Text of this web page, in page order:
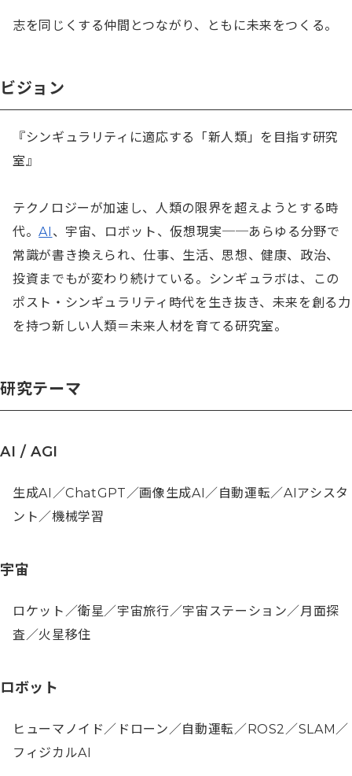
志を同じくする仲間とつながり、ともに未来をつくる。
ビジョン
『シンギュラリティに適応する「新人類」を目指す研究
室』
テクノロジーが加速し、人類の限界を超えようとする時
代。AI 、宇宙、ロボット、仮想現実──あらゆる分野で
常識が書き換えられ、仕事、生活、思想、健康、政治、
投資までもが変わり続けている。シンギュラボは、この
ポスト・シンギュラリティ時代を生き抜き、未来を創る力
を持つ新しい人類＝未来人材を育てる研究室。
研究テーマ
AI / AGI
生成AI／ChatGPT／画像生成AI／自動運転／AIアシスタ
ント／機械学習
宇宙
ロケット／衛星／宇宙旅行／宇宙ステーション／月面探
査／火星移住
ロボット
ヒューマノイド／ドローン／自動運転／ROS2／SLAM／
フィジカルAI